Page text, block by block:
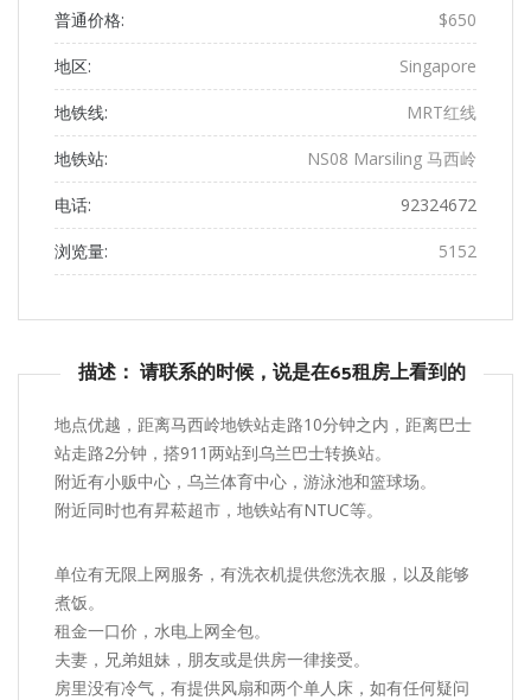
普通价格: $650
地区: Singapore
地铁线: MRT红线
地铁站: NS08 Marsiling 马西岭
电话: 92324672
浏览量: 5152
描述： 请联系的时候，说是在65租房上看到的
地点优越，距离马西岭地铁站走路10分钟之内，距离巴士
站走路2分钟，搭911两站到乌兰巴士转换站。
附近有小贩中心，乌兰体育中心，游泳池和篮球场。
附近同时也有昇菘超市，地铁站有NTUC等。
单位有无限上网服务，有洗衣机提供您洗衣服，以及能够
煮饭。
租金一口价，水电上网全包。
夫妻，兄弟姐妹，朋友或是供房一律接受。
房里没有冷气，有提供风扇和两个单人床，如有任何疑问